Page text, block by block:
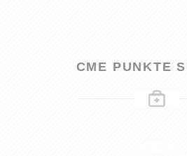
CME PUNKTE